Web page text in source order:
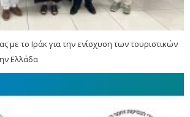
με το Ιράκ για την ενίσχυση των τουριστικών
Ελλάδα